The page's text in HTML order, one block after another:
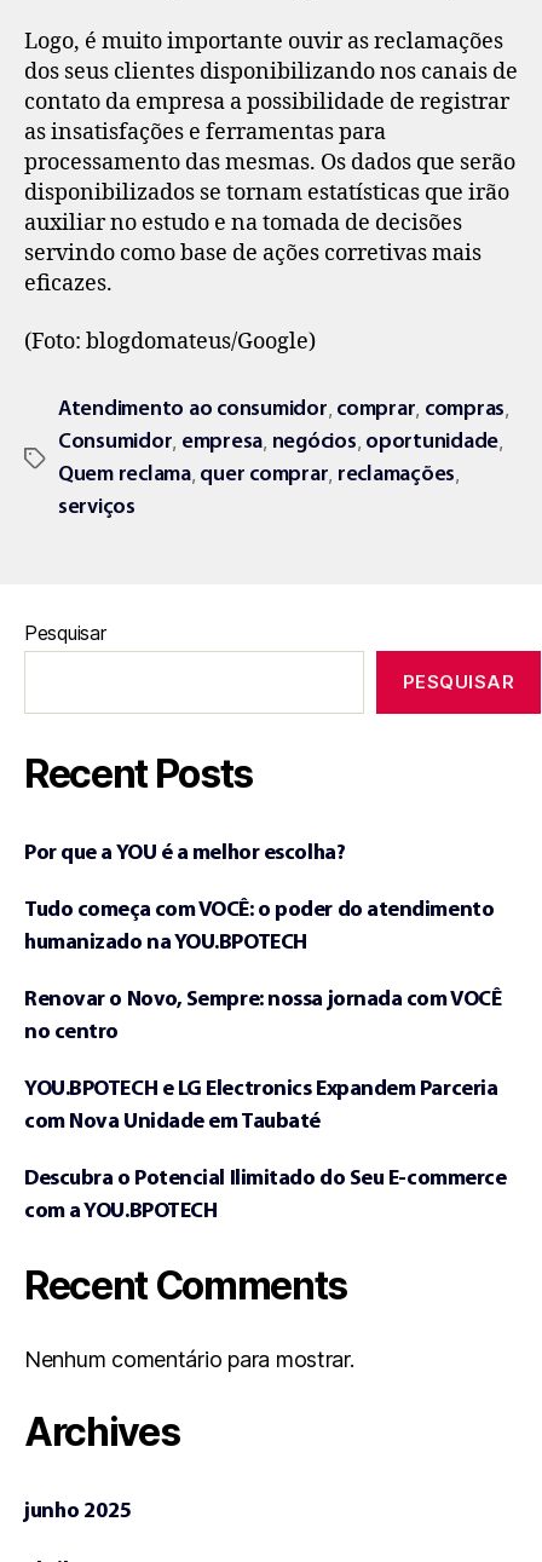
Logo, é muito importante ouvir as reclamações
dos seus clientes disponibilizando nos canais de
contato da empresa a possibilidade de registrar
as insatisfações e ferramentas para
processamento das mesmas. Os dados que serão
disponibilizados se tornam estatísticas que irão
auxiliar no estudo e na tomada de decisões
servindo como base de ações corretivas mais
eficazes.
(Foto: blogdomateus/Google)
Atendimento ao consumidor comprar compras
Consumidor empresa negócios oportunidade
Quem reclama, quer comprar reclamações
serviços
Pesquisar
PESQUISAR
Recent Posts
Por que a YOU é a melhor escolha?
Tudo começa com VOCÊ: o poder do atendimento
humanizado na YOU.BPOTECH
Renovar o Novo, Sempre: nossa jornada com VOCÊ
no centro
YOU.BPOTECH e LG Electronics Expandem Parceria
com Nova Unidade em Taubaté
Descubra o Potencial Ilimitado do Seu E-commerce
com a YOU.BPOTECH
Recent Comments
Nenhum comentário para mostrar.
Archives
junho 2025